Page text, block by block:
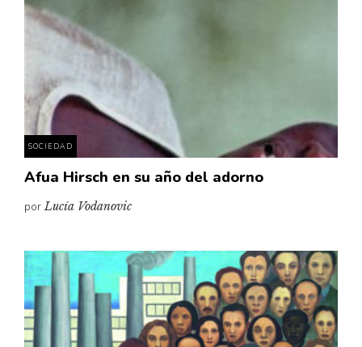
SOCIEDAD
Afua Hirsch en su año del adorno
porLucía Vodanovic